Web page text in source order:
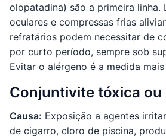
olopatadina) são a primeira linha.
oculares e compressas frias
refratários podem necessitar de
por curto período, sempre sob
Evitar o alérgeno é a medida
Conjuntivite tóxica
Causa: Exposição a agentes
de cigarro, cloro de piscina,